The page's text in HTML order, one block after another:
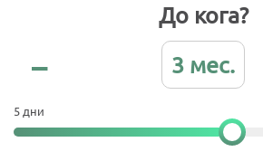
До кога?
3 мес.
5 дни